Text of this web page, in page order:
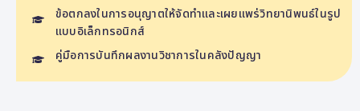
ข้อตกลงในการอนุญาตให้จัดทำและเผยแพร่วิทยานิพนธ์ในรูป
แบบอิเล็กทรอนิกส์
คู่มือการบันทึกผลงานวิชาการในคลังปัญญา